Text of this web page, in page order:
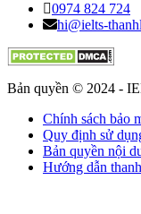
0974 824 724
hi@ielts-
Bản quyền © 2024 -
Chính sách bảo
Quy định sử
Bản quyền nội
Hướng dẫn